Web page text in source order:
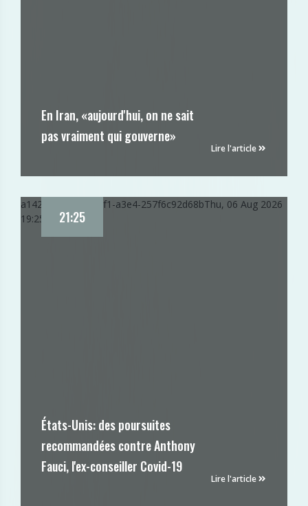
En Iran, «aujourd'hui, on ne sait
pas vraiment qui gouverne»
Lire l'article
a142e2d8-91cc-11f1-a3e4-257f6c92d68bThu, 06 Aug 2026
19:25:59 GMT
États-Unis: des poursuites
recommandées contre Anthony
Fauci, l'ex-conseiller Covid-19
21:25
Lire l'article